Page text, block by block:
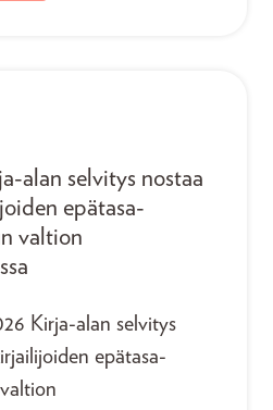
alan selvitys nostaa
epätasa-
valtion
Kirja-alan selvitys
epätasa-